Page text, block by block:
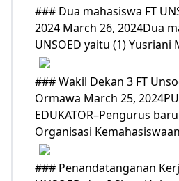
### Dua mahasiswa FT
2024 March 26, 2024Dua
UNSOED yaitu (1)
### Wakil Dekan 3 FT
Ormawa March 25,
EDUKATOR–Pengurus
Organisasi
### Penandatanganan